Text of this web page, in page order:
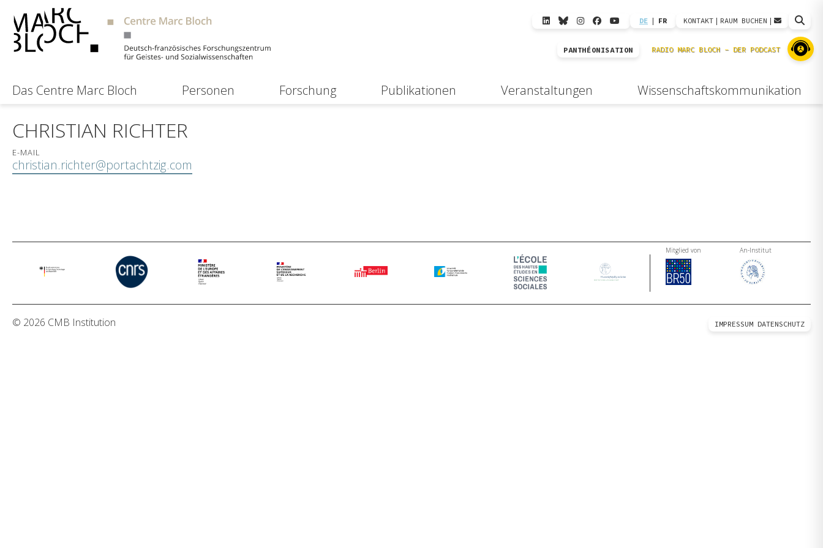
DE | FR KONTAKT | RAUM BUCHEN |
PANTHÉONISATION
Das Centre Marc Bloch Personen Forschung Publikationen Veranstaltungen Wissenschaftskommunikation
CHRISTIAN RICHTER
E-MAIL
christian.richter@portachtzig.com
Mitglied von An-Institut
© 2026 CMB Institution IMPRESSUM DATENSCHUTZ